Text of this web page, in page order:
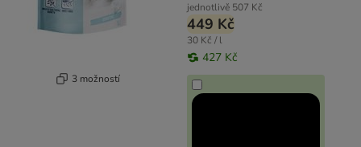
3 možností
jednotlivě 507 Kč
449 Kč
30 Kč / l
427 Kč